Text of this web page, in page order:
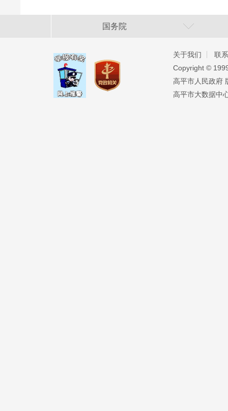
国务院
关于我们
联
Copyright ©️
高平市人民政府
高平市大数据